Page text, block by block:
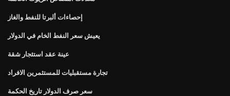
إحصاءات ألبرتا للنفط والغاز
يعيش سعر النفط الخام في الدولار
عينة عقد استئجار شقة
تجارة مستقبليات للمستثمرين الافراد
سعر صرف الدولار تاريخ الحكمة